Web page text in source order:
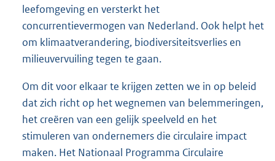
leefomgeving en versterkt het
concurrentievermogen van Nederland. Ook helpt het
om klimaatverandering, biodiversiteitsverlies en
milieuvervuiling tegen te gaan.
Om dit voor elkaar te krijgen zetten we in op beleid
dat zich richt op het wegnemen van belemmeringen,
het creëren van een gelijk speelveld en het
stimuleren van ondernemers die circulaire impact
maken. Het Nationaal Programma Circulaire